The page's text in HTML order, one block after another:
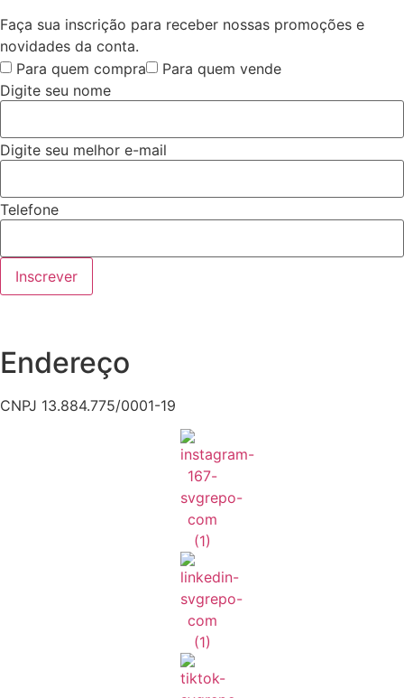
Faça sua inscrição para receber nossas promoções e
novidades da conta.
Para quem compra
Para quem vende
Digite seu nome
Digite seu melhor e-mail
Telefone
Inscrever
Endereço
CNPJ 13.884.775/0001-19